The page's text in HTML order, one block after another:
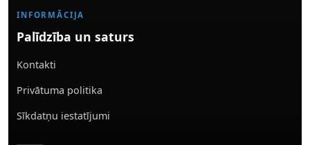
INFORMĀCIJA
Palīdzība un saturs
Kontakti
Privātuma politika
Sīkdatņu iestatījumi